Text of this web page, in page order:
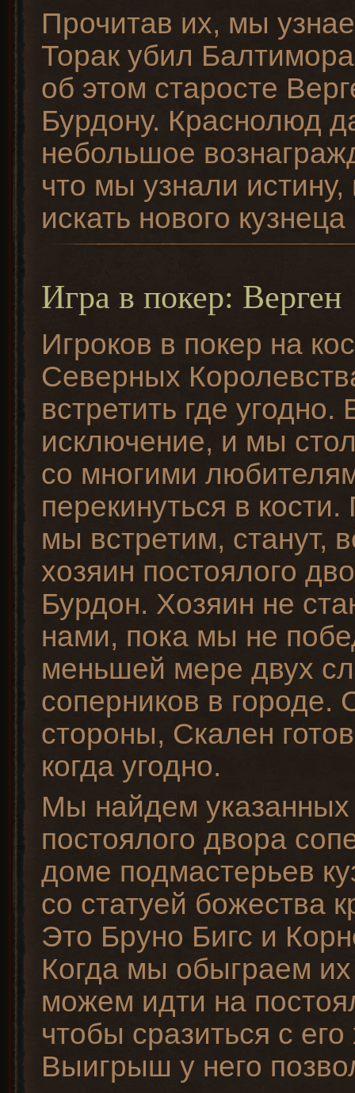
Прочитав их, мы
Торак убил
об этом старосте
Бурдону. Краснолюд
небольшое
что мы узнали истину,
искать нового
Игра в покер: Верген
Игроков в покер на
Северных
встретить где
исключение, и мы
со многими
перекинуться в
мы встретим, станут,
хозяин постоялого
Бурдон. Хозяин не
нами, пока мы не
меньшей мере двух
соперников в городе.
стороны, Скален
когда угодно.
Мы найдем указанных
постоялого двора
доме подмастерьев
со статуей божества
Это Бруно Бигс и
Когда мы обыграем
можем идти на
чтобы сразиться с
Выигрыш у него